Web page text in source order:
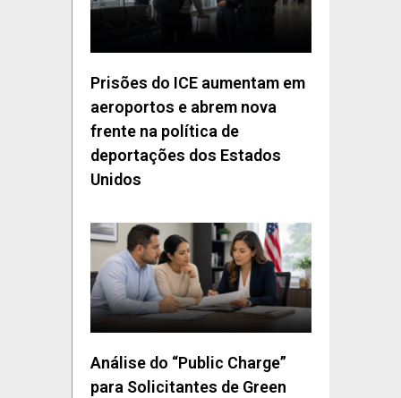
Prisões do ICE aumentam em
aeroportos e abrem nova
frente na política de
deportações dos Estados
Unidos
Análise do “Public Charge”
para Solicitantes de Green